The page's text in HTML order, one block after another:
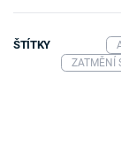
ŠTÍTKY
ZATMĚNÍ